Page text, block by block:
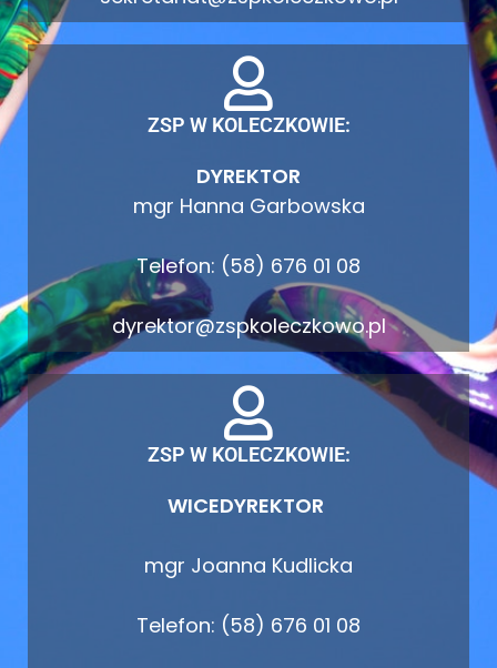
ZSP W KOLECZKOWIE:
DYREKTOR
mgr Hanna Garbowska
Telefon: (58) 676 01 08
dyrektor@zspkoleczkowo.pl
ZSP W KOLECZKOWIE:
WICEDYREKTOR
mgr Joanna Kudlicka
Telefon: (58) 676 01 08